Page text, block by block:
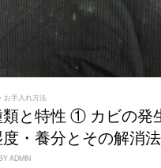
お手入れ方法
類と特性 ① カビの
・養分とその解消法
ADMIN